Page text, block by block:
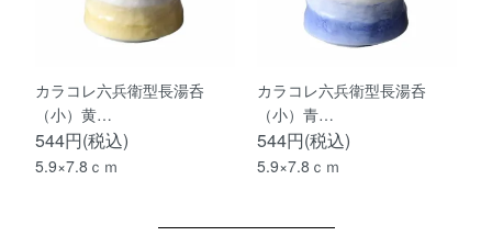
カラコレ六兵衛型長湯呑
（小）黄…
544円(税込)
5.9×7.8ｃｍ
カラコレ六兵衛型長湯呑
（小）青…
544円(税込)
5.9×7.8ｃｍ